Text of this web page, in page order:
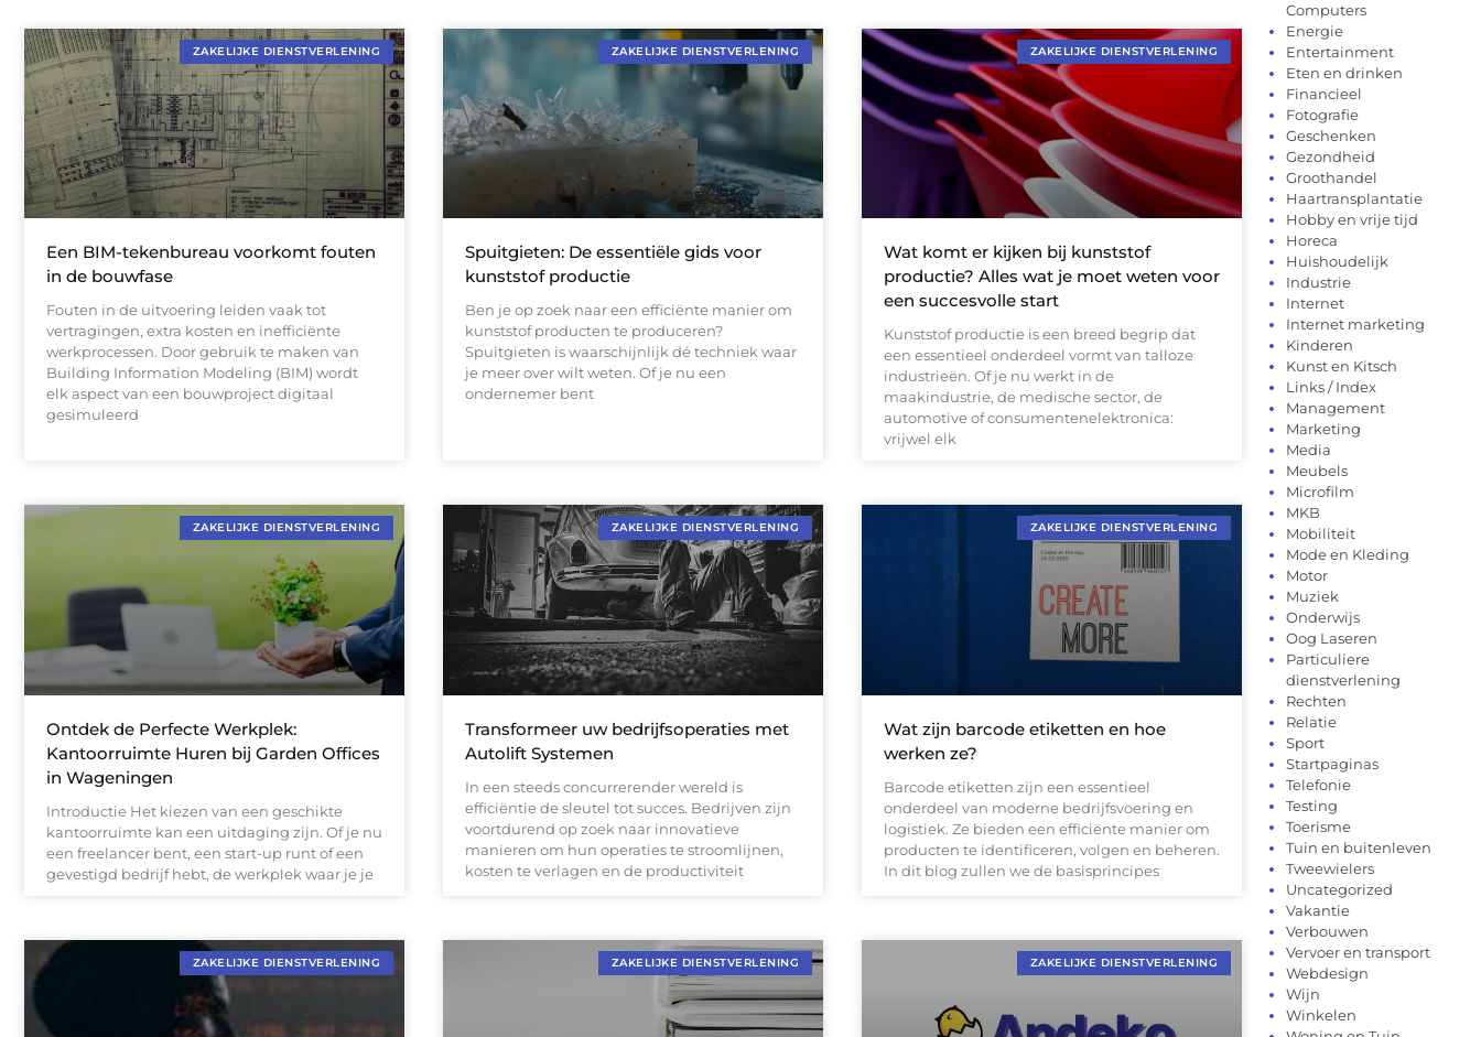
ZAKELIJKE DIENSTVERLENING
Een BIM-tekenbureau voorkomt fouten
in de bouwfase
Fouten in de uitvoering leiden vaak tot
vertragingen, extra kosten en inefficiënte
werkprocessen. Door gebruik te maken van
Building Information Modeling (BIM) wordt
elk aspect van een bouwproject digitaal
gesimuleerd
ZAKELIJKE DIENSTVERLENING
Spuitgieten: De essentiële gids voor
kunststof productie
Ben je op zoek naar een efficiënte manier om
kunststof producten te produceren?
Spuitgieten is waarschijnlijk dé techniek waar
je meer over wilt weten. Of je nu een
ondernemer bent
ZAKELIJKE DIENSTVERLENING
Wat komt er kijken bij kunststof
productie? Alles wat je moet weten voor
een succesvolle start
Kunststof productie is een breed begrip dat
een essentieel onderdeel vormt van talloze
industrieën. Of je nu werkt in de
maakindustrie, de medische sector, de
automotive of consumentenelektronica:
vrijwel elk
ZAKELIJKE DIENSTVERLENING
Ontdek de Perfecte Werkplek:
Kantoorruimte Huren bij Garden Offices
in Wageningen
Introductie Het kiezen van een geschikte
kantoorruimte kan een uitdaging zijn. Of je nu
een freelancer bent, een start-up runt of een
gevestigd bedrijf hebt, de werkplek waar je je
ZAKELIJKE DIENSTVERLENING
Transformeer uw bedrijfsoperaties met
Autolift Systemen
In een steeds concurrerender wereld is
efficiëntie de sleutel tot succes. Bedrijven zijn
voortdurend op zoek naar innovatieve
manieren om hun operaties te stroomlijnen,
kosten te verlagen en de productiviteit
ZAKELIJKE DIENSTVERLENING
Wat zijn barcode etiketten en hoe
werken ze?
Barcode etiketten zijn een essentieel
onderdeel van moderne bedrijfsvoering en
logistiek. Ze bieden een efficiënte manier om
producten te identificeren, volgen en beheren.
In dit blog zullen we de basisprincipes
ZAKELIJKE DIENSTVERLENING ZAKELIJKE DIENSTVERLENING ZAKELIJKE DIENSTVERLENING
Computers
Energie
Entertainment
Eten en drinken
Financieel
Fotografie
Geschenken
Gezondheid
Groothandel
Haartransplantatie
Hobby en vrije tijd
Horeca
Huishoudelijk
Industrie
Internet
Internet marketing
Kinderen
Kunst en Kitsch
Links / Index
Management
Marketing
Media
Meubels
Microfilm
MKB
Mobiliteit
Mode en Kleding
Motor
Muziek
Onderwijs
Oog Laseren
Particuliere
dienstverlening
Rechten
Relatie
Sport
Startpaginas
Telefonie
Testing
Toerisme
Tuin en buitenleven
Tweewielers
Uncategorized
Vakantie
Verbouwen
Vervoer en transport
Webdesign
Wijn
Winkelen